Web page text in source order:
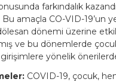
farkındalık
Bu amaçla CO-VID-19’un
dönemi üzerine
ve bu dönemlerde
yönelik
COVID-19, çocuk,